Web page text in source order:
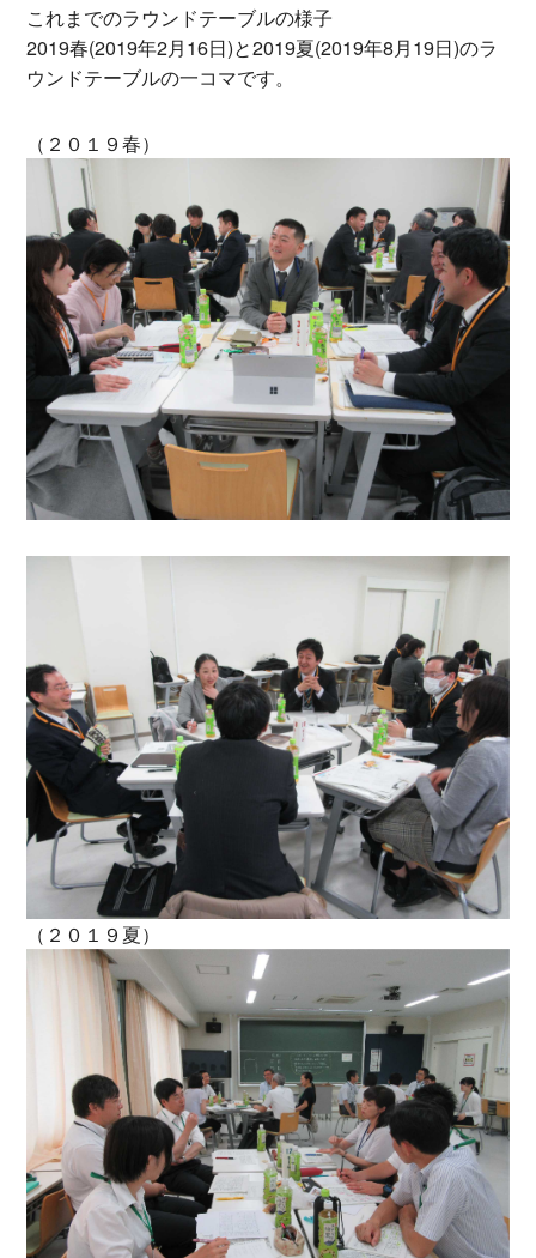
これまでのラウンドテーブルの様子
2019春(2019年2月16日)と2019夏(2019年8月19日)のラ
ウンドテーブルの一コマです。
（２０１９春）
（２０１９夏）